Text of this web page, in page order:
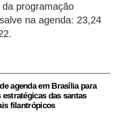
programação
na agenda: 23,24
agenda em Brasília para
estratégicas das santas
filantrópicos